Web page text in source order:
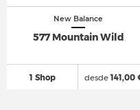
New Balance
577 Mountain Wild
1 Shop desde141,00